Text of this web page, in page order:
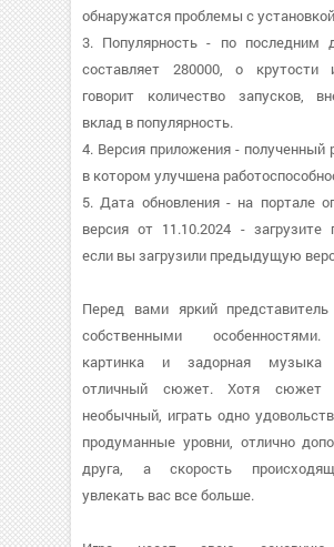
обнаружатся проблемы с
3. Популярность - по последним
составляет 280000, о крутости
говорит количество запусков,
вклад в популярность.
4. Версия приложения - полученный
в котором улучшена
5. Дата обновления - на портале
версия от 11.10.2024 - загрузите
если вы загрузили предыдущую
Перед вами яркий
собственными
картинка и задорная музыка
отличный сюжет. Хотя сюжет
необычный, играть одно
продуманные уровни, отлично
друга, а скорость
увлекать вас все больше.